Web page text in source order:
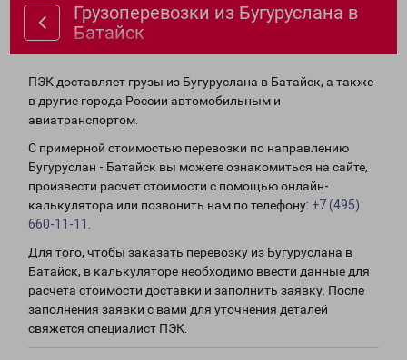
Грузоперевозки из Бугуруслана в
Батайск
ПЭК доставляет грузы из Бугуруслана в Батайск, а также
в другие города России автомобильным и
авиатранспортом.
С примерной стоимостью перевозки по направлению
Бугуруслан - Батайск вы можете ознакомиться на сайте,
произвести расчет стоимости с помощью онлайн-
калькулятора или позвонить нам по телефону: +7 (495)
660-11-11
Для того, чтобы заказать перевозку из Бугуруслана в
Батайск, в калькуляторе необходимо ввести данные для
расчета стоимости доставки и заполнить заявку. После
заполнения заявки с вами для уточнения деталей
свяжется специалист ПЭК.